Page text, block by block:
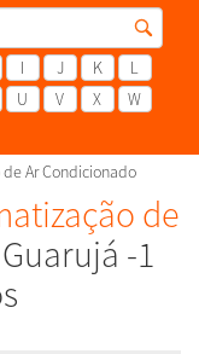
I J K
L
U V X
W
Ar Condicionado
de
-1